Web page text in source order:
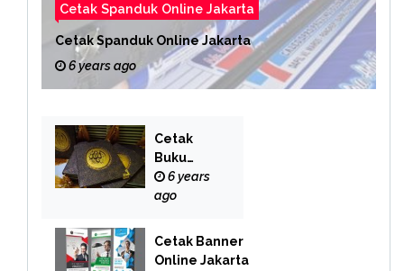
Cetak Spanduk Online Jakarta
Cetak Spanduk Online Jakarta
6 years ago
Cetak
Buku
Yasin
Online
6 years
ago
Cetak Banner
Online Jakarta